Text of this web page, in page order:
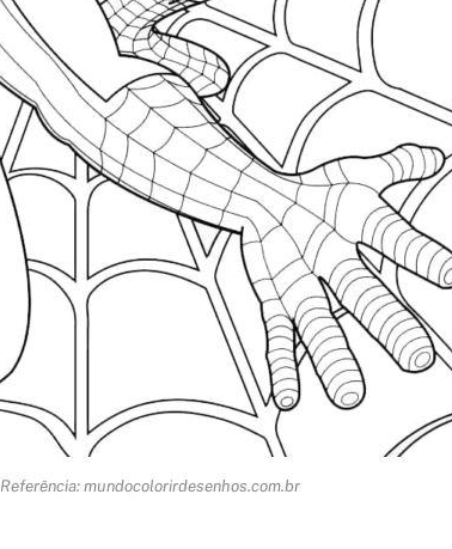
Referência: mundocolorirdesenhos.com.br